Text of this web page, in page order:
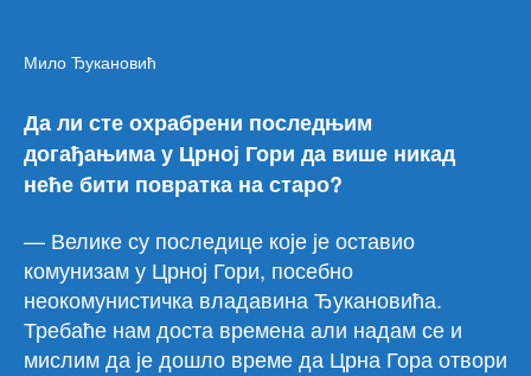
Мило Ђукановић
Да ли сте охрабрени последњим
догађањима у Црној Гори да више никад
неће бити повратка на старо?
— Велике су последице које је оставио
комунизам у Црној Гори, посебно
неокомунистичка владавина Ђукановића.
Требаће нам доста времена али надам се и
мислим да је дошло време да Црна Гора отвори